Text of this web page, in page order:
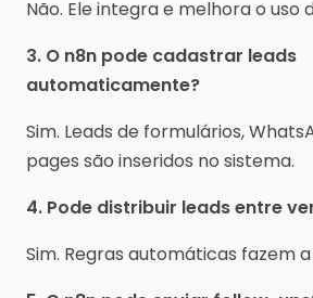
Não. Ele integra e melhora o uso
3. O n8n pode cadastrar leads
automaticamente?
Sim. Leads de formulários,
pages são inseridos no sistema.
4. Pode distribuir leads entre
Sim. Regras automáticas fazem